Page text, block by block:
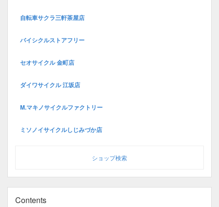
自転車サクラ三軒茶屋店
バイシクルストアフリー
セオサイクル 金町店
ダイワサイクル 江坂店
M.マキノサイクルファクトリー
ミソノイサイクルしじみづか店
ショップ検索
Contents